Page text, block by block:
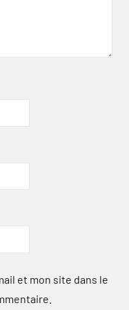
et mon site dans le